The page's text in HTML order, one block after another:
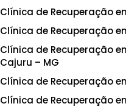
Clínica de Recuperação
Clínica de Recuperação
Clínica de Recuperação
Cajuru – MG
Clínica de Recuperação
Clínica de Recuperação